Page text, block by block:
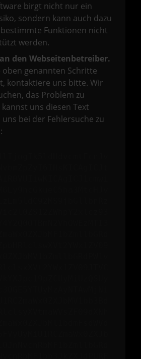
birgt nicht nur ein
sondern kann auch dazu
Funktionen nicht
werden.
den Webseitenbetreiber.
oben genannten Schritte
kontaktiere uns bitte. Wir
das Problem zu
uns diesen Text
bei der Fehlersuche zu